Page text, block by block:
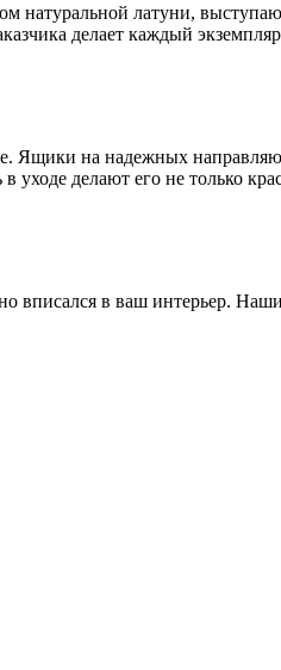
натуральной латуни,
делает каждый
Ящики на надежных
в уходе делают его не только
вписался в ваш интерьер.